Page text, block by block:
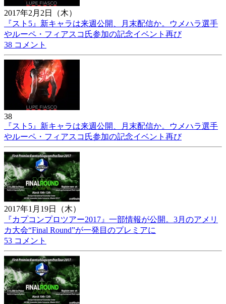
2017年2月2日（木）
『スト5』新キャラは来週公開、月末配信か。ウメハラ選手
やルーペ・フィアスコ氏参加の記念イベント再び
38 コメント
38
『スト5』新キャラは来週公開、月末配信か。ウメハラ選手
やルーペ・フィアスコ氏参加の記念イベント再び
2017年1月19日（木）
『カプコンプロツアー2017』一部情報が公開。3月のアメリ
カ大会“Final Round”が一発目のプレミアに
53 コメント